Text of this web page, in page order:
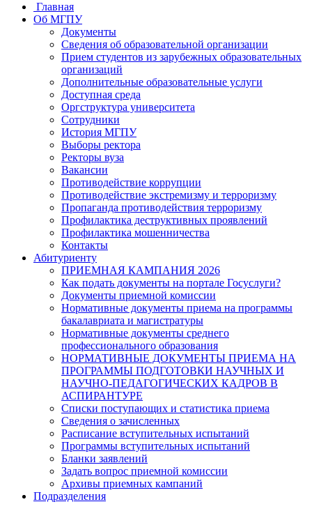
Главная
Об МГПУ
Документы
Сведения об образовательной организации
Прием студентов из зарубежных образовательных
организаций
Дополнительные образовательные услуги
Доступная среда
Оргструктура университета
Сотрудники
История МГПУ
Выборы ректора
Ректоры вуза
Вакансии
Противодействие коррупции
Противодействие экстремизму и терроризму
Пропаганда противодействия терроризму
Профилактика деструктивных проявлений
Профилактика мошенничества
Контакты
Абитуриенту
ПРИЕМНАЯ КАМПАНИЯ 2026
Как подать документы на портале Госуслуги?
Документы приемной комиссии
Нормативные документы приема на программы
бакалавриата и магистратуры
Нормативные документы среднего
профессионального образования
НОРМАТИВНЫЕ ДОКУМЕНТЫ ПРИЕМА НА
ПРОГРАММЫ ПОДГОТОВКИ НАУЧНЫХ И
НАУЧНО-ПЕДАГОГИЧЕСКИХ КАДРОВ В
АСПИРАНТУРЕ
Списки поступающих и статистика приема
Сведения о зачисленных
Расписание вступительных испытаний
Программы вступительных испытаний
Бланки заявлений
Задать вопрос приемной комиссии
Архивы приемных кампаний
Подразделения